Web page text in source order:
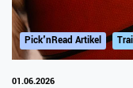
Pick'nRead Artikel
01.06.2026